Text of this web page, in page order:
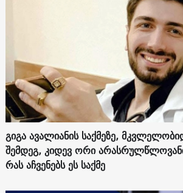
გიგა ავალიანის საქმეზე,
შემდეგ, კიდევ ორი
რას აჩვენებს ეს საქმე